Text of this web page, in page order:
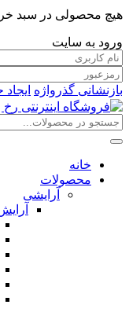
هیچ محصولی در سبد
ورود به سایت
بازنشانی گذرواژه
خانه
محصولات
آرایشی